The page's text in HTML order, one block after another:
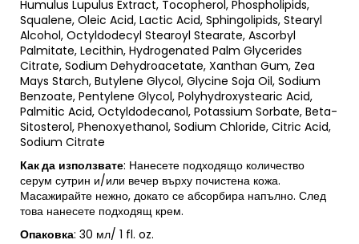
Humulus Lupulus Extract, Tocopherol, Phospholipids,
Squalene, Oleic Acid, Lactic Acid, Sphingolipids, Stearyl
Alcohol, Octyldodecyl Stearoyl Stearate, Ascorbyl
Palmitate, Lecithin, Hydrogenated Palm Glycerides
Citrate, Sodium Dehydroacetate, Xanthan Gum, Zea
Mays Starch, Butylene Glycol, Glycine Soja Oil, Sodium
Benzoate, Pentylene Glycol, Polyhydroxystearic Acid,
Palmitic Acid, Octyldodecanol, Potassium Sorbate, Beta-
Sitosterol, Phenoxyethanol, Sodium Chloride, Citric Acid,
Sodium Citrate
Как да използвате: Нанесете подходящо количество
серум сутрин и/или вечер върху почистена кожа.
Масажирайте нежно, докато се абсорбира напълно. След
това нанесете подходящ крем.
Опаковка: 30 мл/ 1 fl. oz.